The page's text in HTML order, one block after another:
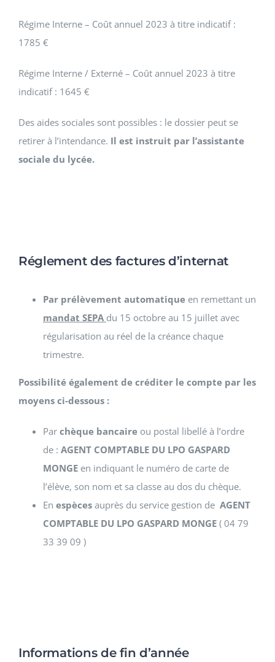
Régime Interne – Coût annuel 2023 à titre indicatif :
1785 €
Régime Interne / Externé – Coût annuel 2023 à titre
indicatif : 1645 €
Des aides sociales sont possibles : le dossier peut se
retirer à l’intendance. Il est instruit par l’assistante
sociale du lycée.
Réglement des factures d’internat
Par prélèvement automatiqueen remettant un
mandat SEPA du 15 octobre au 15 juillet avec
régularisation au réel de la créance chaque
trimestre.
Possibilité également de créditer le compte par les
moyens ci-dessous :
Par chèque bancaireou postal libellé à l’ordre
de : AGENT COMPTABLE DU LPO GASPARD
MONGE en indiquant le numéro de carte de
l’élève, son nom et sa classe au dos du chèque.
En espècesauprès du service gestion de AGENT
COMPTABLE DU LPO GASPARD MONGE ( 04 79
33 39 09 )
Informations de fin d’année